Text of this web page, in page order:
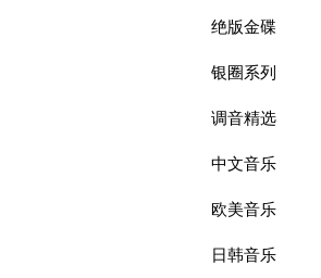
绝版金碟
银圈系列
调音精选
中文音乐
欧美音乐
日韩音乐